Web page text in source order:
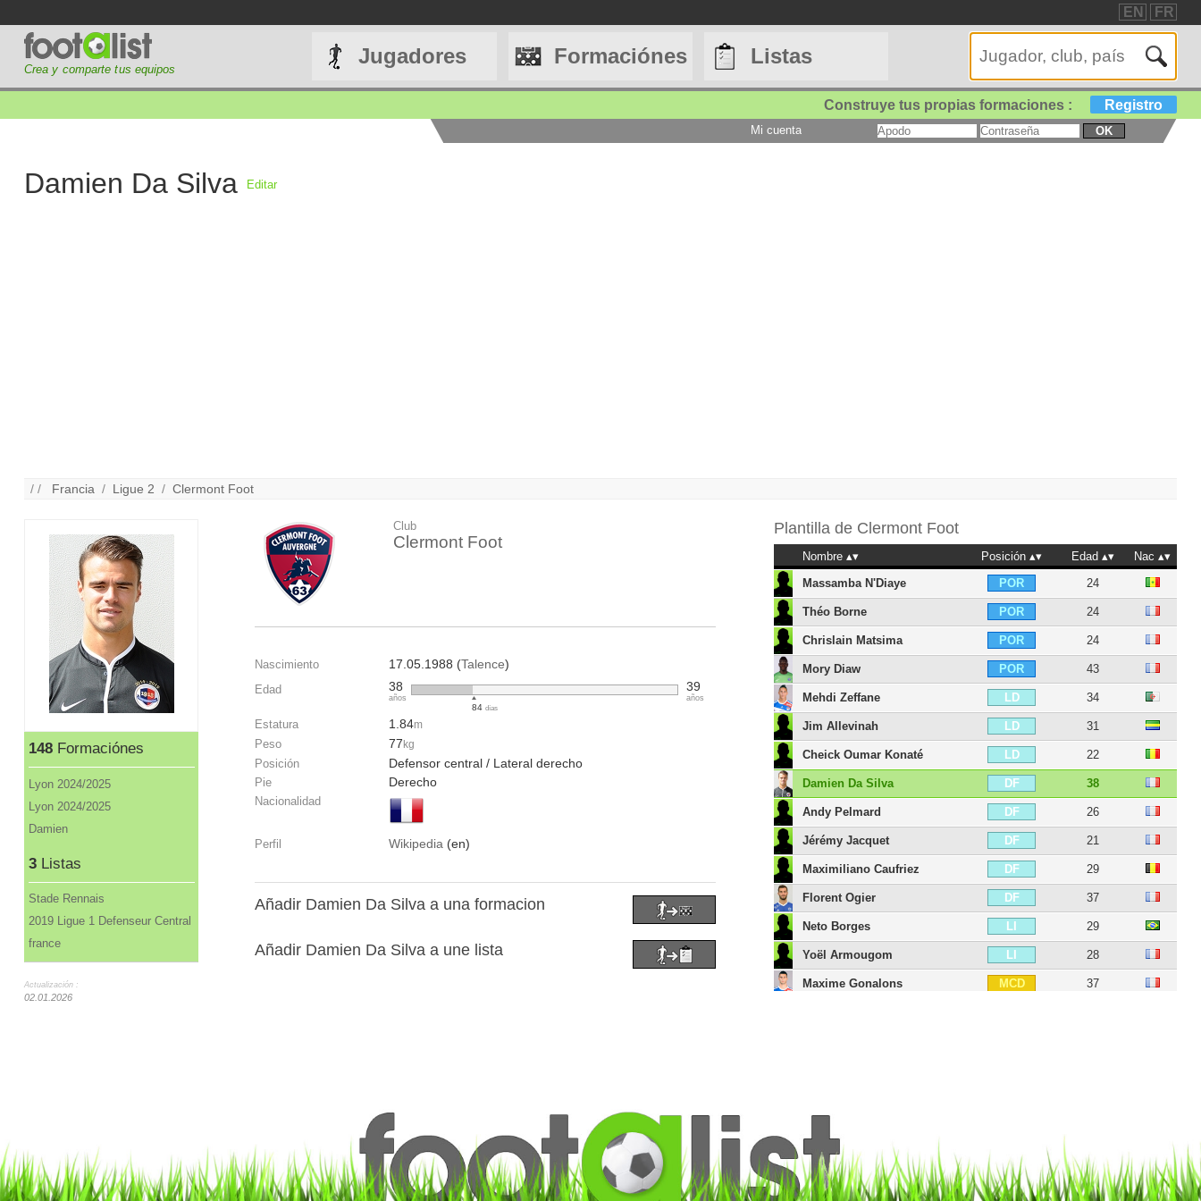
EN FR
Crea y comparte tus equipos
Jugadores Formaciónes Listas
Construye tus propias formaciones : Registro
Mi cuenta OK
Damien Da Silva Editar
/ / Francia / Ligue 2 /Clermont Foot
148Formaciónes
Lyon 2024/2025
Lyon 2024/2025
Damien
3Listas
Stade Rennais
2019 Ligue 1 Defenseur Central
france
Actualización :
02.01.2026
Club
Clermont Foot
Nascimiento 17.05.1988 (Talence)
Edad 38
años
84días
39
años
Estatura 1.84m
Peso 77 kg
Posición Defensor central / Lateral derecho
Pie Derecho
Nacionalidad
Perfil Wikipedia (en)
Añadir Damien Da Silva a una formacion
Añadir Damien Da Silva a une lista
Plantilla de Clermont Foot
Nombre Posición Edad
Nac
Massamba N'Diaye
POR 24
Théo Borne POR 24
Chrislain Matsima POR 24
Mory Diaw POR 43
Mehdi Zeffane LD 34
Jim Allevinah LD 31
Cheick Oumar Konaté LD 22
Damien Da Silva DF 38
Andy Pelmard DF 26
Jérémy Jacquet DF 21
Maximiliano Caufriez DF 29
Florent Ogier DF 37
Neto Borges LI 29
Yoël Armougom LI 28
Maxime Gonalons MCD 37
Bilal Boutobba 27
Jérémie Bela DI 33